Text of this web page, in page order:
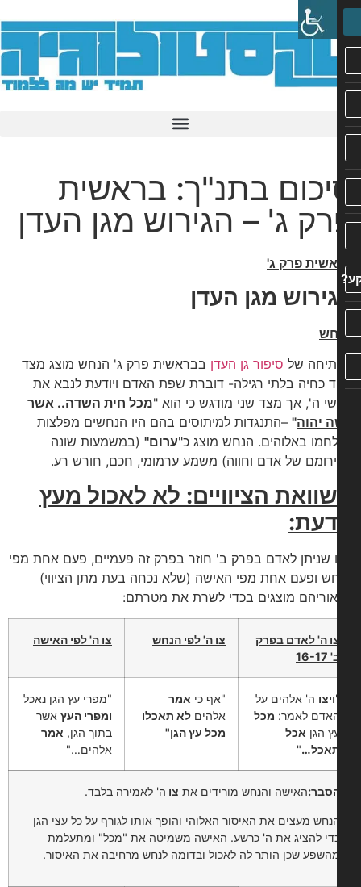
בתנ"ך: בראשית
ג' – הגירוש מגן העדן
פרק ג'
מגן העדן
של סיפור גן העדןבבראשית פרק ג' הנחש מוצג מצד
כחיה בלתי רגילה- דוברת שפת האדם ויודעת לנבא את
ה', אך מצד שני מודגש כי הוא "מכל חית השדה.. אשר
יהוה"–התנגדות למיתוסים בהם היו הנחשים מפלצות
באלוהים. הנחש מוצג כ"ערום"(במשמעות שונה
של אדם וחווה) משמע ערמומי, חכם, חורש רע.
הציוויים: לא לאכול מעץ
שניתן לאדם בפרק ב' חוזר בפרק זה פעמיים, פעם אחת מפי
ופעם אחת מפי האישה (שלא נכחה בעת מתן הציווי)
מוצגים בכדי לשרת את מטרתם:
ה' לאדם בפרק
צו ה' לפי הנחש צו ה' לפי האישה
ה' אלהים על
לאמר:מכל
הגןאכל
"
"אף כיאמר
אלהיםלא תאכלו
מכל עץ הגן"
"מפרי עץ הגן נאכל
ומפרי העץ אשר
בתוך הגן, אמר
אלהים…"
האישה והנחש מורידים אתצוה' לאמירה בלבד.
מעצים את האיסור האלוהי והופך אותו לגורף על כל עצי הגן
להציג את ה' כרשע. האישה משמיטה את "מכל" ומתעלמת
שכן הותר לה לאכול ובדומה לנחש מרחיבה את האיסור.